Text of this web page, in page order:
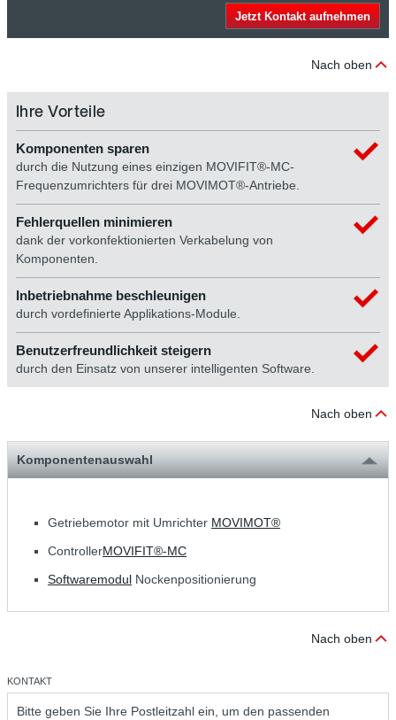
Jetzt Kontakt aufnehmen
Nach oben
Ihre Vorteile
Komponenten sparen
durch die Nutzung eines einzigen MOVIFIT®-MC-
Frequenzumrichters für drei MOVIMOT®-Antriebe.
Fehlerquellen minimieren
dank der vorkonfektionierten Verkabelung von
Komponenten.
Inbetriebnahme beschleunigen
durch vordefinierte Applikations-Module.
Benutzerfreundlichkeit steigern
durch den Einsatz von unserer intelligenten Software.
Nach oben
Komponentenauswahl
Getriebemotor mit Umrichter MOVIMOT®
ControllerMOVIFIT®-MC
Softwaremodul Nockenpositionierung
Nach oben
KONTAKT
Bitte geben Sie Ihre Postleitzahl ein, um den passenden